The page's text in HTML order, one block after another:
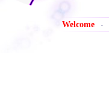
Welcome ·